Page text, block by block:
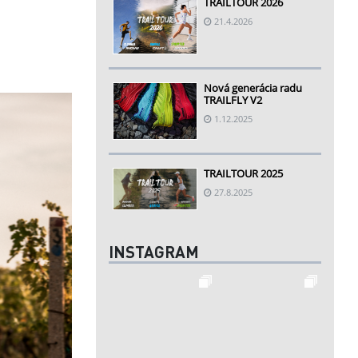
21.4.2026
Nová generácia radu
TRAILFLY V2
1.12.2025
TRAILTOUR 2025
27.8.2025
INSTAGRAM